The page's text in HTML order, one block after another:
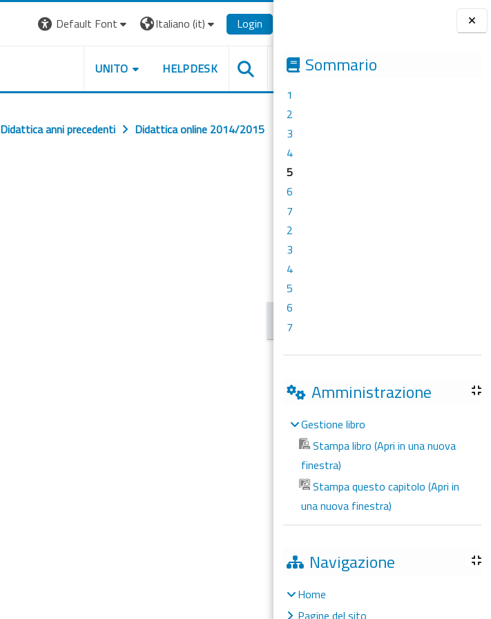
Blocchi
Sommario
1
2
3
4
5
6
7
2
3
4
5
6
7
Amministrazione
Gestione libro
Stampa libro (Apri in una nuova
finestra)
Stampa questo capitolo (Apri in
una nuova finestra)
Navigazione
Home
Default Font Italiano ‎(it)‎ Login
UNITO HELPDESK
Didattica anni precedenti
Didattica online 2014/2015